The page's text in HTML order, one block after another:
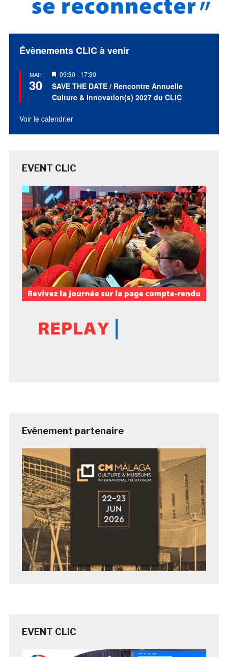
Évènements CLIC à venir
MAR
30
Mis
en
avant
09:30 - 17:30
SAVE THE DATE / Rencontre Annuelle
Culture & Innovation(s) 2027 du CLIC
Voir le calendrier
EVENT CLIC
Evénement partenaire
EVENT CLIC